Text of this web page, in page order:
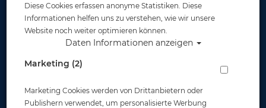
Rechtliches
Informationen
Zahlungsmöglichkeiten
Diese Cookies erfassen anonyme Statistiken. Diese
Informationen helfen uns zu verstehen, wie wir unsere
Website noch weiter optimieren können.
Daten Informationen anzeigen
Marketing (2)
Marketing Cookies werden von Drittanbietern oder
Publishern verwendet, um personalisierte Werbung